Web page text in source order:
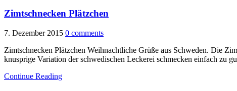
Zimtschnecken Plätzchen
7. Dezember 2015 0 comments
Zimtschnecken Plätzchen Weihnachtliche Grüße aus Schweden. Die
knusprige Variation der schwedischen Leckerei schmecken einfach zu
Continue Reading